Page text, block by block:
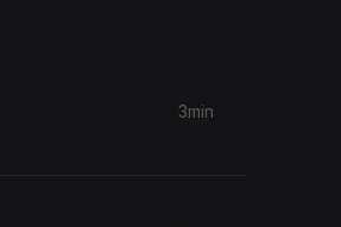
3min